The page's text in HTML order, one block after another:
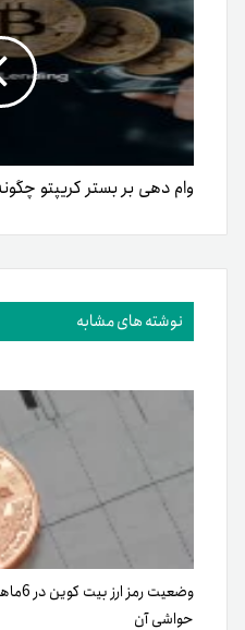
وام دهی بر بستر کریپتو
نوشته های مشابه
حواشی آن